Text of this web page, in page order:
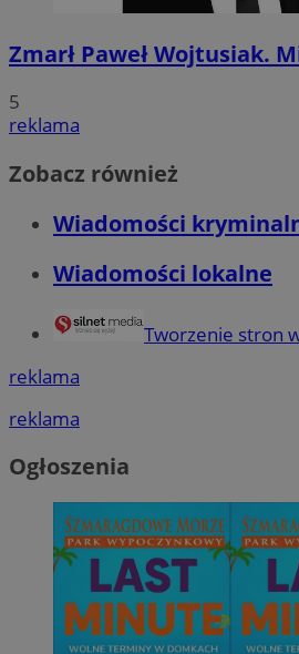
Zmarł Paweł Wojtusiak.
5
reklama
Zobacz również
Wiadomości
Wiadomości lokalne
Tworzenie stron
reklama
reklama
Ogłoszenia